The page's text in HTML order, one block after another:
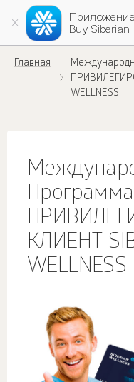
Приложение
Buy Siberian
Главная
WELLNESS
Программа
КЛИЕНТ
WELLNESS